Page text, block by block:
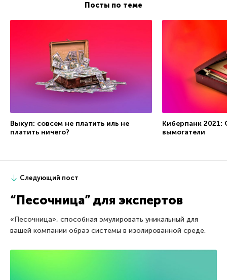
Посты по теме
Выкуп: совсем не платить иль не
платить ничего?
Киберпанк 2021:
вымогатели
Следующий пост
“Песочница” для экспертов
«Песочница», способная эмулировать уникальный для
вашей компании образ системы в изолированной среде.